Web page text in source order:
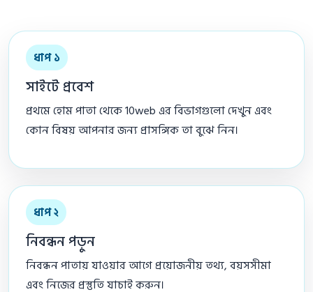
ধাপ ১
সাইটে প্রবেশ
প্রথমে হোম পাতা থেকে 10web এর বিভাগগুলো দেখুন এবং
কোন বিষয় আপনার জন্য প্রাসঙ্গিক তা বুঝে নিন।
ধাপ ২
নিবন্ধন পড়ুন
নিবন্ধন পাতায় যাওয়ার আগে প্রয়োজনীয় তথ্য, বয়সসীমা
এবং নিজের প্রস্তুতি যাচাই করুন।